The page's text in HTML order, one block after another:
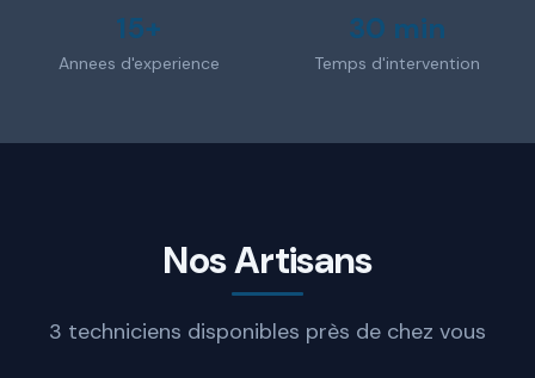
15+
Annees d'experience
30 min
Temps d'intervention
Nos Artisans
3 techniciens disponibles près de chez vous